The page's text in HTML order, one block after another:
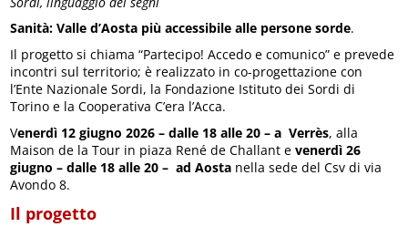
Sanità: Valle d’Aosta più accessibile alle persone sorde.
Il progetto si chiama “Partecipo! Accedo e comunico” e prevede
incontri sul territorio; è realizzato in co-progettazione con
l’Ente Nazionale Sordi, la Fondazione Istituto dei Sordi di
Torino e la Cooperativa C’era l’Acca.
Venerdì 12 giugno 2026 – dalle 18 alle 20 – a Verrès, alla
Maison de la Tour in piaza René de Challant evenerdì 26
giugno – dalle 18 alle 20 – ad Aosta nella sede del Csv di via
Avondo 8.
Il progetto